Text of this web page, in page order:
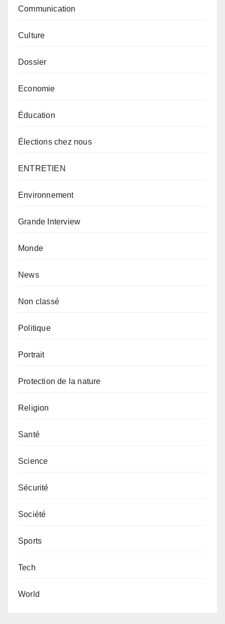
Communication
Culture
Dossier
Economie
Éducation
Élections chez nous
ENTRETIEN
Environnement
Grande Interview
Monde
News
Non classé
Politique
Portrait
Protection de la nature
Religion
Santé
Science
Sécurité
Société
Sports
Tech
World